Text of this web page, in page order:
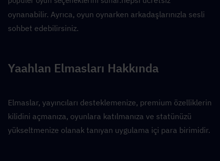
oynanabilir. Ayrıca, oyun oynarken arkadaşlarınızla sesli
sohbet edebilirsiniz.
Yaahlan Elmasları Hakkında
Elmaslar, yayıncıları desteklemenize, premium özelliklerin
kilidini açmanıza, oyunlara katılmanıza ve statünüzü
yükseltmenize olanak tanıyan uygulama içi para birimidir.